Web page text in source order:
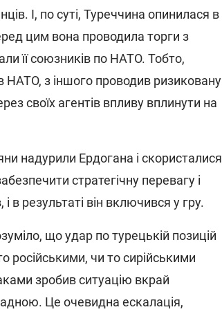
І, по суті, Туреччина опинилася в
цим вона проводила торги з
її союзників по НАТО. Тобто,
НАТО, з іншого проводив ризиковану
своїх агентів впливу вплинути на
надурили Ердогана і скористалися
стратегічну перевагу і
в результаті він включився у гру.
що удар по турецькій позицій
російськими, чи то сирійськими
зробив ситуацію вкрай
Це очевидна ескалація,